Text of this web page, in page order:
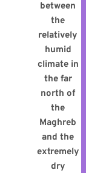
between
the
relatively
humid
climate in
the far
north of
the
Maghreb
and the
extremely
dry